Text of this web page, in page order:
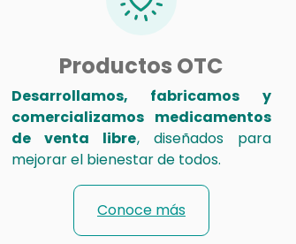
Productos OTC
Desarrollamos, fabricamos y
comercializamos medicamentos
de venta libre, diseñados para
mejorar el bienestar de todos.
Conoce más